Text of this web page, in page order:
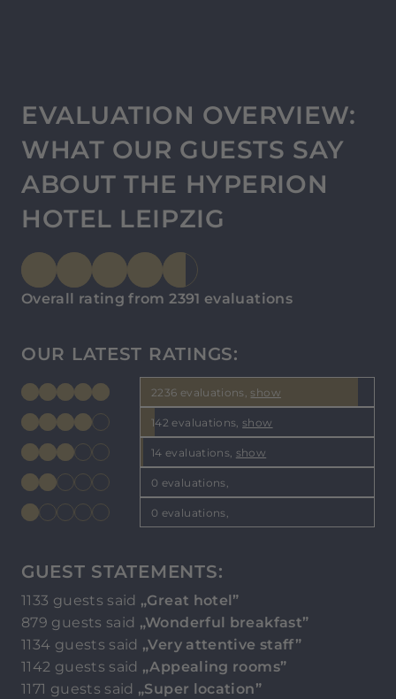
EVALUATION OVERVIEW:
WHAT OUR GUESTS SAY
ABOUT THE HYPERION
HOTEL LEIPZIG
Overall rating from 2391 evaluations
OUR LATEST RATINGS:
2236 evaluations, show
142 evaluations,show
14 evaluations, show
0 evaluations,
0 evaluations,
GUEST STATEMENTS:
1133 guests said „Great hotel”
879 guests said „Wonderful breakfast”
1134 guests said „Very attentive staff”
1142 guests said „Appealing rooms”
1171 guests said „Super location”